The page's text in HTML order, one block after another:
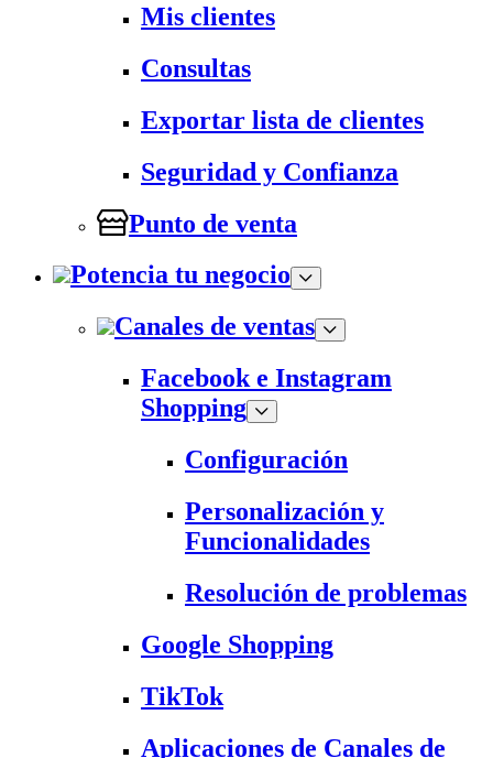
Mis clientes
Consultas
Exportar lista de clientes
Seguridad y Confianza
Punto de venta
Potencia tu negocio
Canales de ventas
Facebook e Instagram
Shopping
Configuración
Personalización y
Funcionalidades
Resolución de problemas
Google Shopping
TikTok
Aplicaciones de Canales de